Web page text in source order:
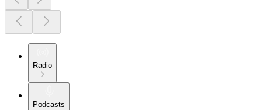
Radio
Podcasts